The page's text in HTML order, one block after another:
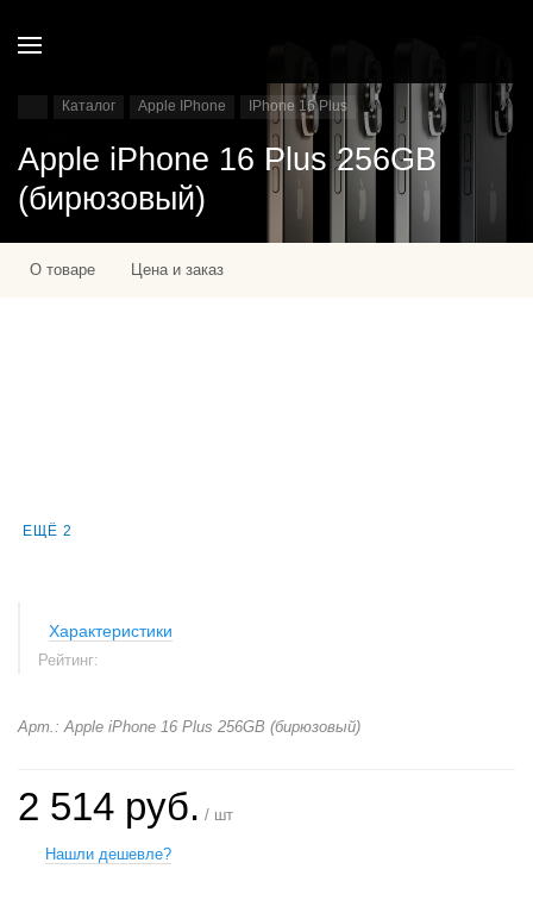
Каталог Apple IPhone IPhone 16 Plus
Apple iPhone 16 Plus 256GB
(бирюзовый)
О товаре Цена и заказ
ЕЩЁ 2
Характеристики
Рейтинг:
Арт.: Apple iPhone 16 Plus 256GB (бирюзовый)
2 514 руб. / шт
Нашли дешевле?